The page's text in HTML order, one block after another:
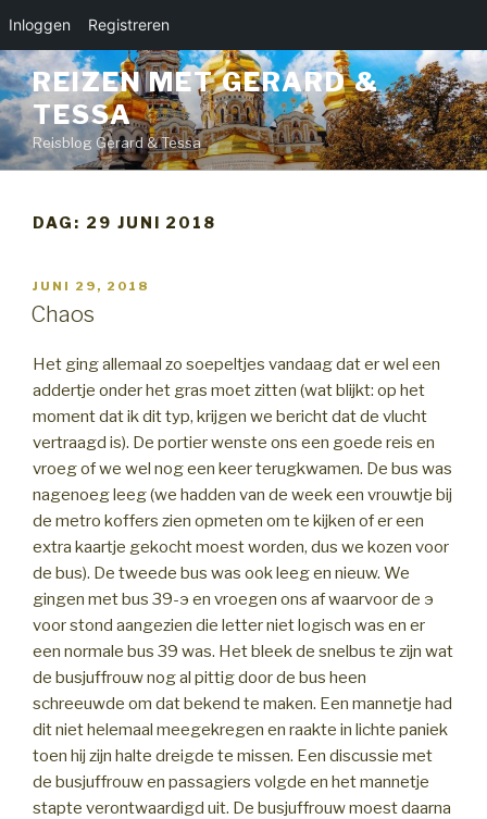
Inloggen Registreren
Naar
de
inhoud
springen
REIZEN MET GERARD &
TESSA
Reisblog Gerard & Tessa
DAG: 29 JUNI 2018
GEPLAATST
OP
JUNI 29, 2018
Chaos
Het ging allemaal zo soepeltjes vandaag dat er wel een
addertje onder het gras moet zitten (wat blijkt: op het
moment dat ik dit typ, krijgen we bericht dat de vlucht
vertraagd is). De portier wenste ons een goede reis en
vroeg of we wel nog een keer terugkwamen. De bus was
nagenoeg leeg (we hadden van de week een vrouwtje bij
de metro koffers zien opmeten om te kijken of er een
extra kaartje gekocht moest worden, dus we kozen voor
de bus). De tweede bus was ook leeg en nieuw. We
gingen met bus 39-э en vroegen ons af waarvoor de э
voor stond aangezien die letter niet logisch was en er
een normale bus 39 was. Het bleek de snelbus te zijn wat
de busjuffrouw nog al pittig door de bus heen
schreeuwde om dat bekend te maken. Een mannetje had
dit niet helemaal meegekregen en raakte in lichte paniek
toen hij zijn halte dreigde te missen. Een discussie met
de busjuffrouw en passagiers volgde en het mannetje
stapte verontwaardigd uit. De busjuffrouw moest daarna